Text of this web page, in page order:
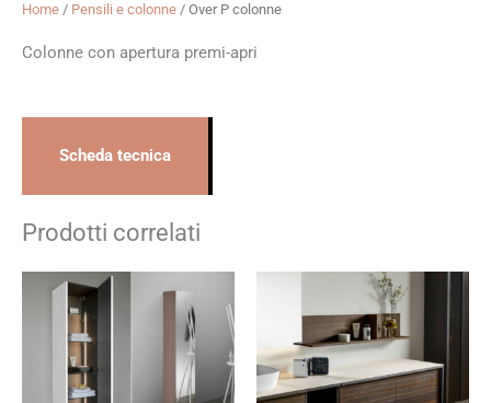
Home / Pensili e colonne / Over P colonne
Colonne con apertura premi-apri
Scheda tecnica
Prodotti correlati